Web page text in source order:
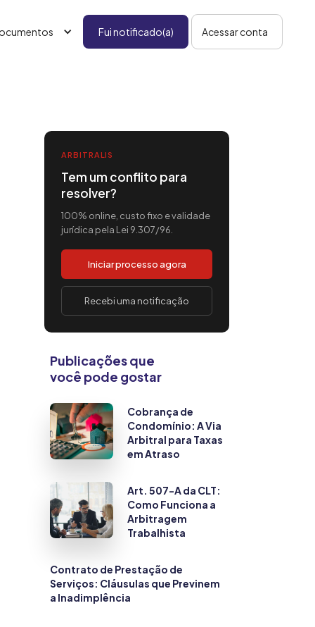
Fui notificado(a) Acessar conta
ARBITRALIS
Tem um conflito para
resolver?
100% online, custo fixo e validade
jurídica pela Lei 9.307/96.
Iniciar processo agora
Recebi uma notificação
Publicações que
você pode gostar
Cobrança de
Condomínio: A Via
Arbitral para Taxas
em Atraso
Art. 507-A da CLT:
Como Funciona a
Arbitragem
Trabalhista
Contrato de Prestação de
Serviços: Cláusulas que Previnem
a Inadimplência